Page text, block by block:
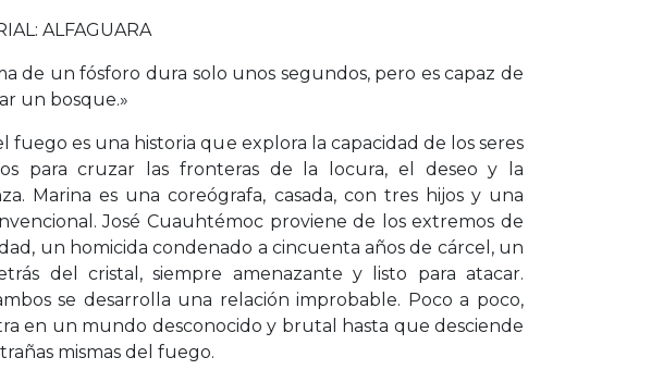
ALFAGUARA
de un fósforo dura solo unos segundos, pero es capaz de
un bosque.»
fuego es una historia que explora la capacidad de los seres
para cruzar las fronteras de la locura, el deseo y la
Marina es una coreógrafa, casada, con tres hijos y una
José Cuauhtémoc proviene de los extremos de
un homicida condenado a cincuenta años de cárcel, un
del cristal, siempre amenazante y listo para atacar.
se desarrolla una relación improbable. Poco a poco,
en un mundo desconocido y brutal hasta que desciende
mismas del fuego.